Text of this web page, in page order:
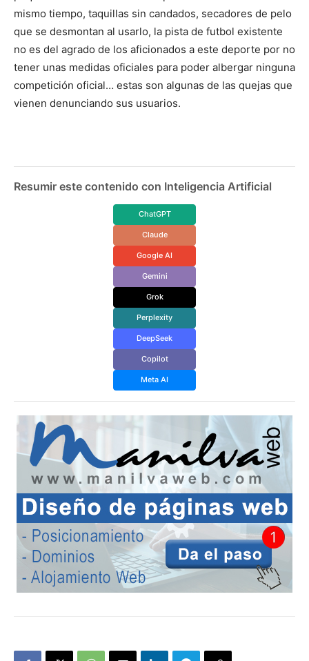
mismo tiempo, taquillas sin candados, secadores de pelo
que se desmontan al usarlo, la pista de futbol existente
no es del agrado de los aficionados a este deporte por no
tener unas medidas oficiales para poder albergar ninguna
competición oficial… estas son algunas de las quejas que
vienen denunciando sus usuarios.
Resumir este contenido con Inteligencia Artificial
ChatGPT
Claude
Google AI
Gemini
Grok
Perplexity
DeepSeek
Copilot
Meta AI